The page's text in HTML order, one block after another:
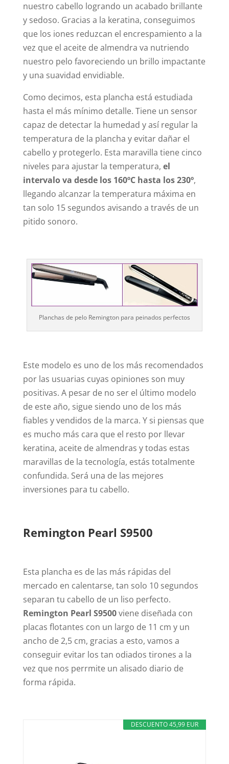
nuestro cabello logrando un acabado brillante
y sedoso. Gracias a la keratina, conseguimos
que los iones reduzcan el encrespamiento a la
vez que el aceite de almendra va nutriendo
nuestro pelo favoreciendo un brillo impactante
y una suavidad envidiable.
Como decimos, esta plancha está estudiada
hasta el más mínimo detalle. Tiene un sensor
capaz de detectar la humedad y así regular la
temperatura de la plancha y evitar dañar el
cabello y protegerlo. Esta maravilla tiene cinco
niveles para ajustar la temperatura, el
intervalo va desde los 160ºC hasta los 230º,
llegando alcanzar la temperatura máxima en
tan solo 15 segundos avisando a través de un
pitido sonoro.
Planchas de pelo Remington para peinados perfectos
Este modelo es uno de los más recomendados
por las usuarias cuyas opiniones son muy
positivas. A pesar de no ser el último modelo
de este año, sigue siendo uno de los más
fiables y vendidos de la marca. Y si piensas que
es mucho más cara que el resto por llevar
keratina, aceite de almendras y todas estas
maravillas de la tecnología, estás totalmente
confundida. Será una de las mejores
inversiones para tu cabello.
Remington Pearl S9500
Esta plancha es de las más rápidas del
mercado en calentarse, tan solo 10 segundos
separan tu cabello de un liso perfecto.
Remington Pearl S9500viene diseñada con
placas flotantes con un largo de 11 cm y un
ancho de 2,5 cm, gracias a esto, vamos a
conseguir evitar los tan odiados tirones a la
vez que nos perrmite un alisado diario de
forma rápida.
DESCUENTO 45,99 EUR